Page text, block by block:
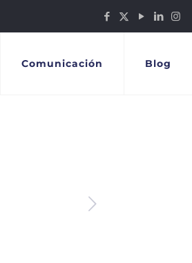
Comunicación Blog